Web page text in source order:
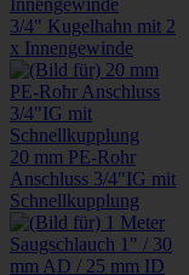
3/4" Kugelhahn mit 2
x Innengewinde
20 mm PE-Rohr
Anschluss 3/4"IG mit
Schnellkupplung